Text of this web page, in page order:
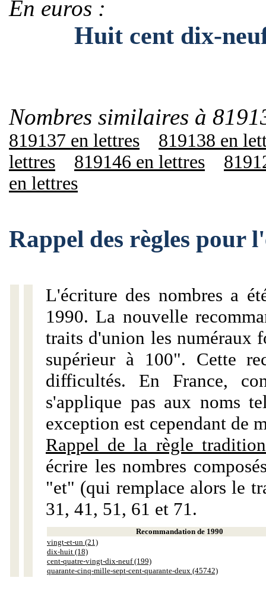
En euros :
Huit cent dix-neuf
Nombres similaires à
819137 en lettres
819138 en
lettres
819146 en lettres
en lettres
Rappel des règles pour
L'écriture des nombres a
1990. La nouvelle
traits d'union les numéraux
supérieur à 100". Cette
difficultés. En France,
s'applique pas aux noms
exception est cependant de
Rappel de la règle
écrire les nombres
"et" (qui remplace alors le
31, 41, 51, 61 et 71.
Recommandation de 1990
vingt-et-un (21)
dix-huit (18)
cent-quatre-vingt-dix-neuf (199)
quarante-cinq-mille-sept-cent-quarante-deux (45742)